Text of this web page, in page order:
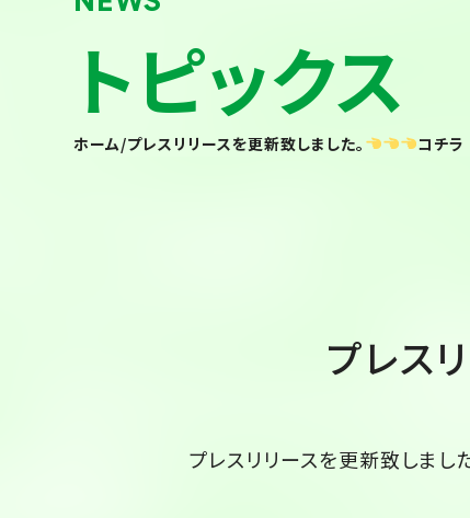
トピックス
ホーム/プレスリリースを更新致しました。 コチラ
プレス
プレスリリースを更新致しました